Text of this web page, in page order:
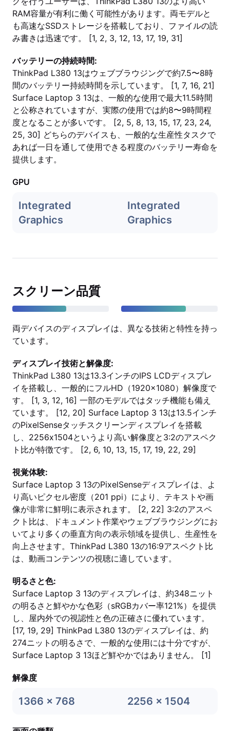
RAM容量が有利に働く可能性があります。両モデルと
も高速なSSDストレージを搭載しており、ファイルの読
み書きは迅速です。 [1, 2, 3, 12, 13, 17, 19, 31]
バッテリーの持続時間:
ThinkPad L380 13はウェブブラウジングで約7.5〜8時
間のバッテリー持続時間を示しています。 [1, 7, 16, 21]
Surface Laptop 3 13は、一般的な使用で最大11.5時間
と公称されていますが、実際の使用では約8〜9時間程
度となることが多いです。 [2, 5, 8, 13, 15, 17, 23, 24,
25, 30] どちらのデバイスも、一般的な生産性タスクで
あれば一日を通して使用できる程度のバッテリー寿命を
提供します。
GPU
Integrated
Graphics
Integrated
Graphics
スクリーン品質
両デバイスのディスプレイは、異なる技術と特性を持っ
ています。
ディスプレイ技術と解像度:
ThinkPad L380 13は13.3インチのIPS LCDディスプレ
イを搭載し、一般的にフルHD（1920x1080）解像度で
す。 [1, 3, 12, 16] 一部のモデルではタッチ機能も備え
ています。 [12, 20] Surface Laptop 3 13は13.5インチ
のPixelSenseタッチスクリーンディスプレイを搭載
し、2256x1504というより高い解像度と3:2のアスペク
ト比が特徴です。 [2, 6, 10, 13, 15, 17, 19, 22, 29]
視覚体験:
Surface Laptop 3 13のPixelSenseディスプレイは、よ
り高いピクセル密度（201 ppi）により、テキストや画
像が非常に鮮明に表示されます。 [2, 22] 3:2のアスペ
クト比は、ドキュメント作業やウェブブラウジングにお
いてより多くの垂直方向の表示領域を提供し、生産性を
向上させます。ThinkPad L380 13の16:9アスペクト比
は、動画コンテンツの視聴に適しています。
明るさと色:
Surface Laptop 3 13のディスプレイは、約348ニット
の明るさと鮮やかな色彩（sRGBカバー率121%）を提供
し、屋内外での視認性と色の正確さに優れています。
[17, 19, 29] ThinkPad L380 13のディスプレイは、約
274ニットの明るさで、一般的な使用には十分ですが、
Surface Laptop 3 13ほど鮮やかではありません。 [1]
解像度
1366 x 768 2256 x 1504